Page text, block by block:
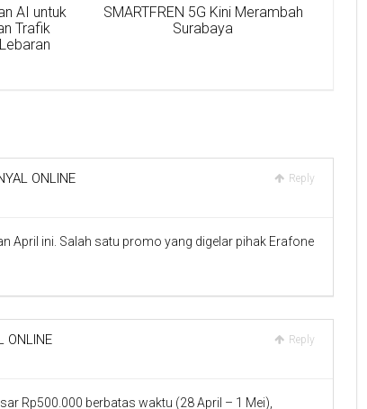
AI untuk
Trafik
SMARTFREN 5G Kini Merambah
Surabaya
Reply
ONLINE
April ini. Salah satu promo yang digelar pihak Erafone
Reply
ONLINE
Rp500.000 berbatas waktu (28 April – 1 Mei),